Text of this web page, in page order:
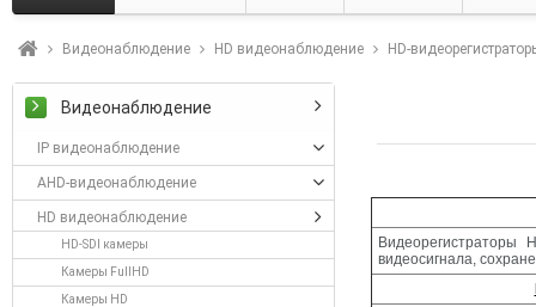
Видеонаблюдение HD видеонаблюдение HD-
Видеонаблюдение
IP видеонаблюдение
AHD-видеонаблюдение
HD видеонаблюдение
HD-SDI камеры
Камеры FullHD
Камеры HD
видеосигнала,